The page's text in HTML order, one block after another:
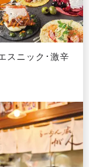
スニック･激辛